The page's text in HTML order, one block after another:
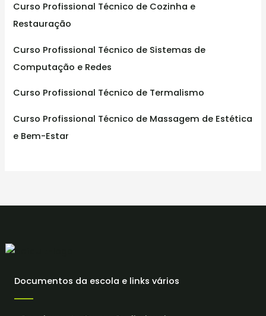
Curso Profissional Técnico de Cozinha e
Restauração
Curso Profissional Técnico de Sistemas de
Computação e Redes
Curso Profissional Técnico de Termalismo
Curso Profissional Técnico de Massagem de Estética
e Bem-Estar
Documentos da escola e links vários